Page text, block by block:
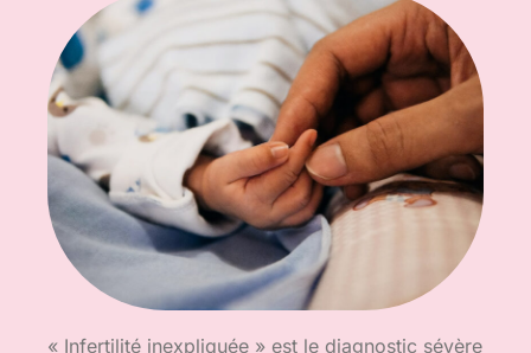
« Infertilité inexpliquée » est le diagnostic sévère